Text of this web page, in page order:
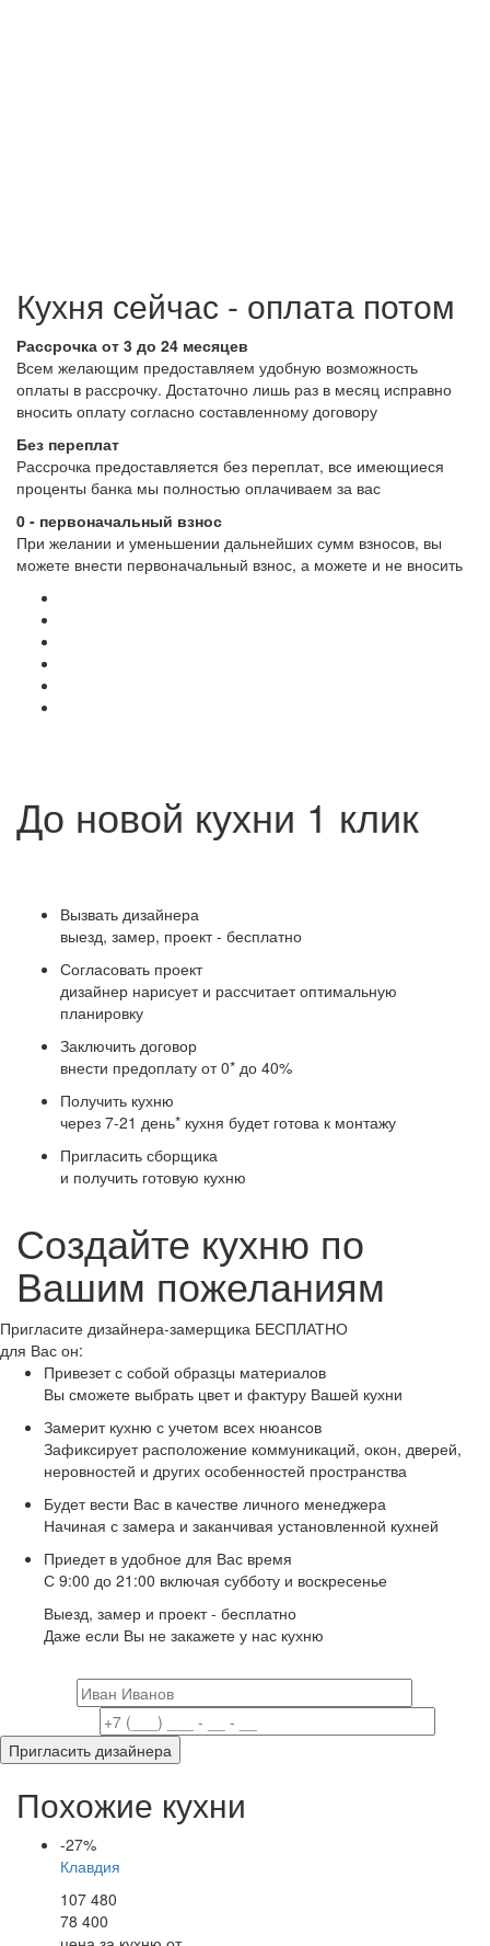
Кухня сейчас - оплата потом
Рассрочка от 3 до 24 месяцев
Всем желающим предоставляем удобную возможность
оплаты в рассрочку. Достаточно лишь раз в месяц исправно
вносить оплату согласно составленному договору
Без переплат
Рассрочка предоставляется без переплат, все имеющиеся
проценты банка мы полностью оплачиваем за вас
0 - первоначальный взнос
При желании и уменьшении дальнейших сумм взносов, вы
можете внести первоначальный взнос, а можете и не вносить
До новой кухни 1 клик
Вызвать дизайнера
выезд, замер, проект - бесплатно
Согласовать проект
дизайнер нарисует и рассчитает оптимальную
планировку
Заключить договор
внести предоплату от 0* до 40%
Получить кухню
через 7-21 день* кухня будет готова к монтажу
Пригласить сборщика
и получить готовую кухню
Создайте кухню по
Вашим пожеланиям
Пригласите дизайнера-замерщика БЕСПЛАТНО
для Вас он:
Привезет с собой образцы материалов
Вы сможете выбрать цвет и фактуру Вашей кухни
Замерит кухню с учетом всех нюансов
Зафиксирует расположение коммуникаций, окон, дверей,
неровностей и других особенностей пространства
Будет вести Вас в качестве личного менеджера
Начиная с замера и заканчивая установленной кухней
Приедет в удобное для Вас время
С 9:00 до 21:00 включая субботу и воскресенье
Выезд, замер и проект - бесплатно
Даже если Вы не закажете у нас кухню
Пригласить дизайнера
Похожие кухни
-27%
Клавдия
107 480
78 400